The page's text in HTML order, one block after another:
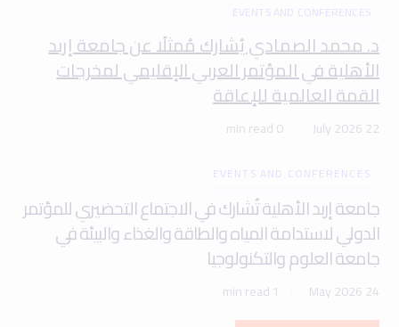
EVENTS AND CONFERENCES
د. محمد الصمادي يُشارك مُمثلًا عن جامعة إربد
الأهلية في المؤتمر العربي الإقليمي لمخرجات
القمة العالمية للإعاقة
22 July 2026
0 min read
EVENTS AND CONFERENCES
جامعة إربد الأهلية تُشارك في الاجتماع التحضيري للمؤتمر
الدولي لاستدامة المياه والطاقة والغذاء والبيئة في
جامعة العلوم والتكنولوجيا
24 May 2026
1 min read